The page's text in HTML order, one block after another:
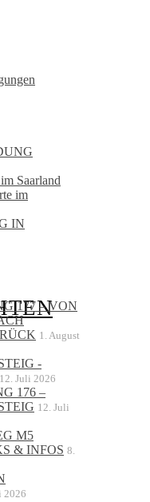
Saarland
im
IN
177 – VON
1. August
-
12. Juli 2026
176 –
12. Juli
M5
& INFOS 8.
2026